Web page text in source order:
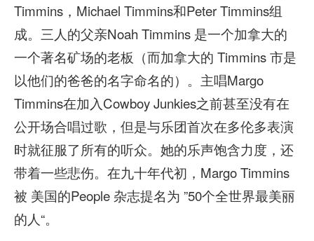
Timmins，Michael Timmins和Peter Timmins组
成。三人的父亲Noah Timmins 是一个加拿大的
一个著名矿场的老板（而加拿大的 Timmins 市是
以他们的爸爸的名字命名的）。主唱Margo
Timmins在加入Cowboy Junkies之前甚至没有在
公开场合唱过歌，但是与乐团首次在多伦多表演
时就征服了所有的听众。她的乐声饱含力度，还
带着一些悲伤。在九十年代初，Margo Timmins
被 美国的People 杂志提名为 ”50个全世界最美丽
的人“。